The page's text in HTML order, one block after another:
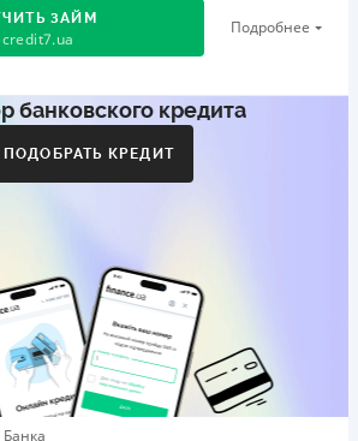
ЗАЙМ
credit7.ua
Подробнее
друга»
и получает первый кредит (от
FinAwards 2026 «Лучшая программа
000 ₴
банковского кредита
ПОДОБРАТЬ КРЕДИТ